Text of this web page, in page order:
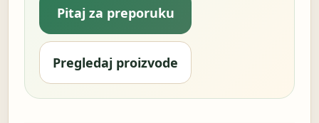
Pitaj za preporuku
Pregledaj proizvode